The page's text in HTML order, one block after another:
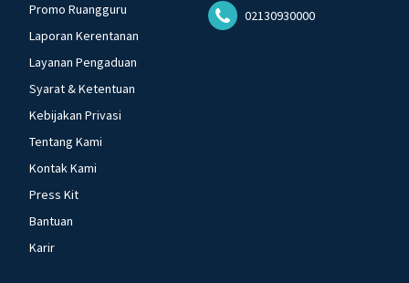
Promo Ruangguru
Laporan Kerentanan
Layanan Pengaduan
Syarat & Ketentuan
Kebijakan Privasi
Tentang Kami
Kontak Kami
Press Kit
Bantuan
Karir
02130930000